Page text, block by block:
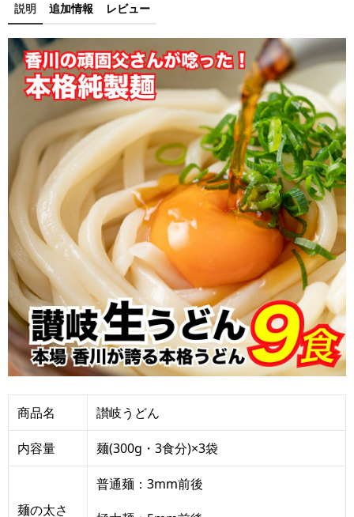
説明 追加情報 レビュー
商品名 讃岐うどん
内容量 麺(300g・3食分)×3袋
麺の太さ
普通麺：3mm前後